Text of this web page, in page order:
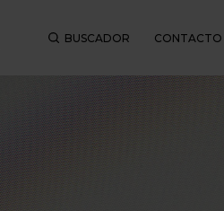
BUSCADOR CONTACTO